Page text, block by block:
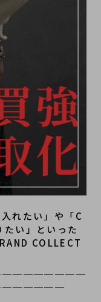
れたい」や「C
い」といった
COLLECT